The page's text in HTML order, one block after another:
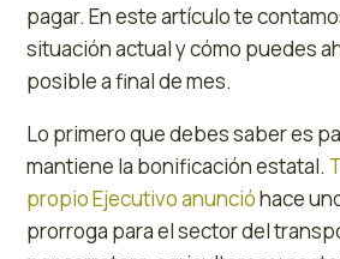
pagar. En este artículo te
situación actual y cómo puedes
posible a final de mes.
Lo primero que debes saber es
mantiene la bonificación estatal.
propio Ejecutivo anuncióhace
prorroga para el sector del